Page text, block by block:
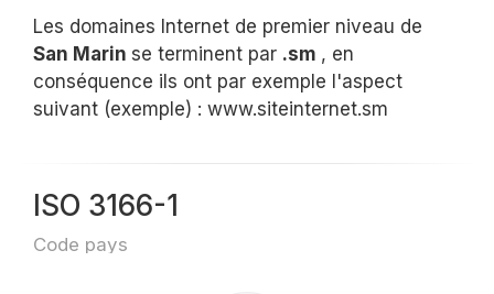
Les domaines Internet de premier niveau de
San Marin se terminent par .sm , en
conséquence ils ont par exemple l'aspect
suivant (exemple) : www.siteinternet.sm
ISO 3166-1
Code pays